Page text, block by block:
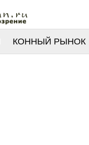
КОННЫЙ РЫНОК